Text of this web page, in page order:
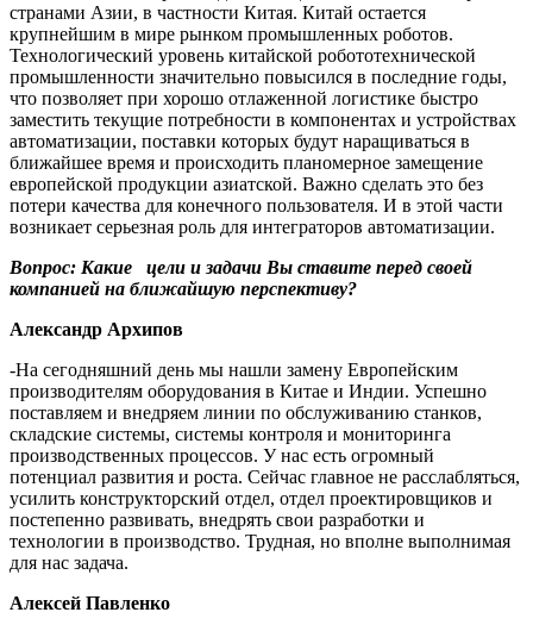
странами Азии, в частности Китая. Китай остается
крупнейшим в мире рынком промышленных роботов.
Технологический уровень китайской робототехнической
промышленности значительно повысился в последние годы,
что позволяет при хорошо отлаженной логистике быстро
заместить текущие потребности в компонентах и устройствах
автоматизации, поставки которых будут наращиваться в
ближайшее время и происходить планомерное замещение
европейской продукции азиатской. Важно сделать это без
потери качества для конечного пользователя. И в этой части
возникает серьезная роль для интеграторов автоматизации.
Вопрос: Какие цели и задачи Вы ставите перед своей
компанией на ближайшую перспективу?
Александр Архипов
-На сегодняшний день мы нашли замену Европейским
производителям оборудования в Китае и Индии. Успешно
поставляем и внедряем линии по обслуживанию станков,
складские системы, системы контроля и мониторинга
производственных процессов. У нас есть огромный
потенциал развития и роста. Сейчас главное не расслабляться,
усилить конструкторский отдел, отдел проектировщиков и
постепенно развивать, внедрять свои разработки и
технологии в производство. Трудная, но вполне выполнимая
для нас задача.
Алексей Павленко